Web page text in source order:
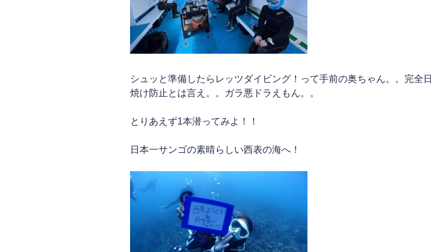
シュッと準備したらレッツダイビング！って手前の奥ちゃん。。完全日
焼け防止とは言え。。ガラ悪ドラえもん。。
とりあえず1本潜ってみよ！！
日本一サンゴの素晴らしい西表の海へ！